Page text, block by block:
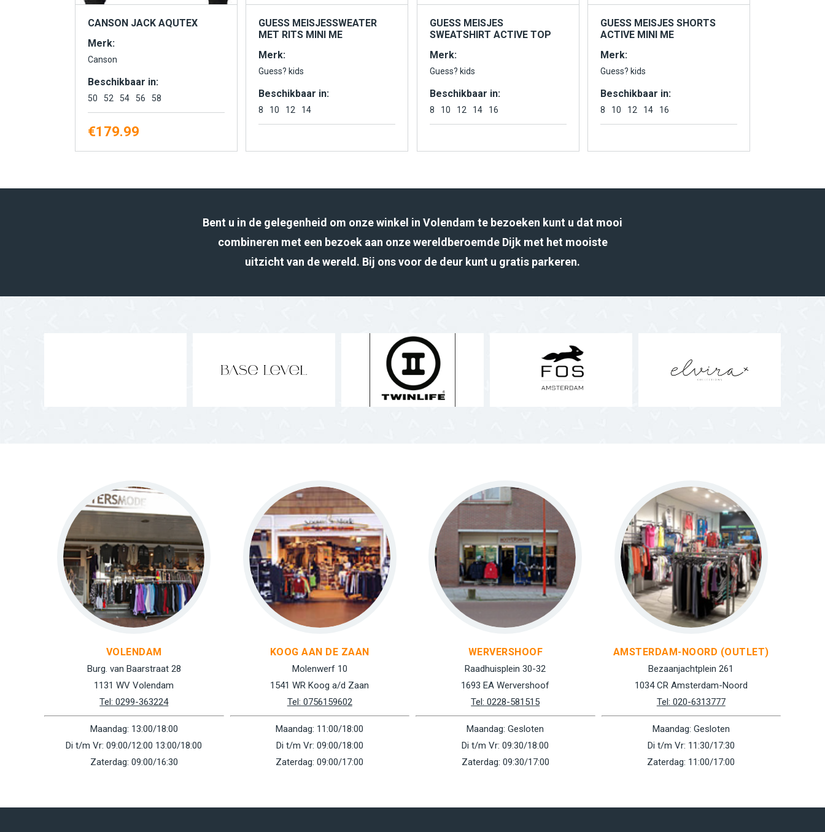
CANSON JACK AQUTEX
Merk:
Canson
Beschikbaar in:
50 52 54 56 58
€179.99
GUESS MEISJESSWEATER
MET RITS MINI ME
Merk:
Guess? kids
Beschikbaar in:
8 10 12 14
GUESS MEISJES
SWEATSHIRT ACTIVE TOP
Merk:
Guess? kids
Beschikbaar in:
8 10 12 14 16
GUESS MEISJES SHORTS
ACTIVE MINI ME
Merk:
Guess? kids
Beschikbaar in:
8 10 12 14 16
Bent u in de gelegenheid om onze winkel in Volendam te bezoeken kunt u dat mooi
combineren met een bezoek aan onze wereldberoemde Dijk met het mooiste
uitzicht van de wereld. Bij ons voor de deur kunt u gratis parkeren.
VOLENDAM
Burg. van Baarstraat 28
1131 WV Volendam
Tel: 0299-363224
Maandag: 13:00/18:00
Di t/m Vr: 09:00/12:00 13:00/18:00
Zaterdag: 09:00/16:30
KOOG AAN DE ZAAN
Molenwerf 10
1541 WR Koog a/d Zaan
Tel: 0756159602
Maandag: 11:00/18:00
Di t/m Vr: 09:00/18:00
Zaterdag: 09:00/17:00
WERVERSHOOF
Raadhuisplein 30-32
1693 EA Wervershoof
Tel: 0228-581515
Maandag: Gesloten
Di t/m Vr: 09:30/18:00
Zaterdag: 09:30/17:00
AMSTERDAM-NOORD (OUTLET)
Bezaanjachtplein 261
1034 CR Amsterdam-Noord
Tel: 020-6313777
Maandag: Gesloten
Di t/m Vr: 11:30/17:30
Zaterdag: 11:00/17:00